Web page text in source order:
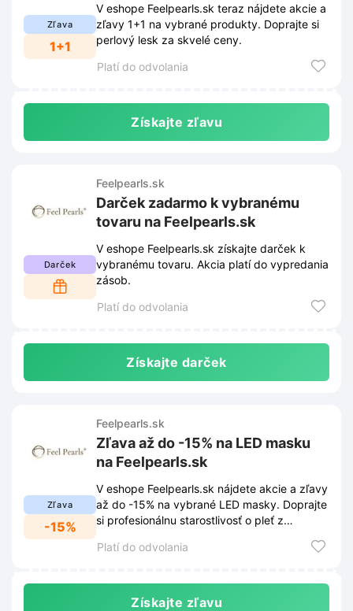
Zľava
1+1
V eshope Feelpearls.sk teraz nájdete akcie a
zľavy 1+1 na vybrané produkty. Doprajte si
perlový lesk za skvelé ceny.
Platí do odvolania
Získajte zľavu
Darček
Feelpearls.sk
Darček zadarmo k vybranému
tovaru na Feelpearls.sk
V eshope Feelpearls.sk získajte darček k
vybranému tovaru. Akcia platí do vypredania
zásob.
Platí do odvolania
Získajte darček
Zľava
-15%
Feelpearls.sk
Zľava až do -15% na LED masku
na Feelpearls.sk
V eshope Feelpearls.sk nájdete akcie a zľavy
až do -15% na vybrané LED masky. Doprajte
si profesionálnu starostlivosť o pleť z
Platí do odvolania
Získajte zľavu